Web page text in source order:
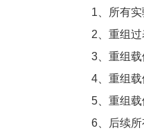
1、所有
2、重组
3、重组
4、重组
5、重组
6、后续